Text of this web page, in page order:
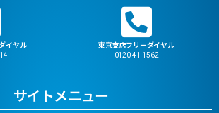
イヤル 東京支店フリーダイヤル
0120-41-1562
サイトメニュー